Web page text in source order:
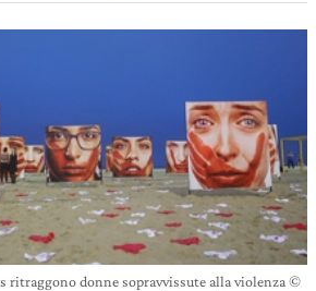
ritraggono donne sopravvissute alla violenza ©